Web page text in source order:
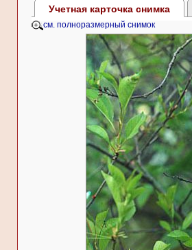
Учетная карточка снимка
см. полноразмерный снимок